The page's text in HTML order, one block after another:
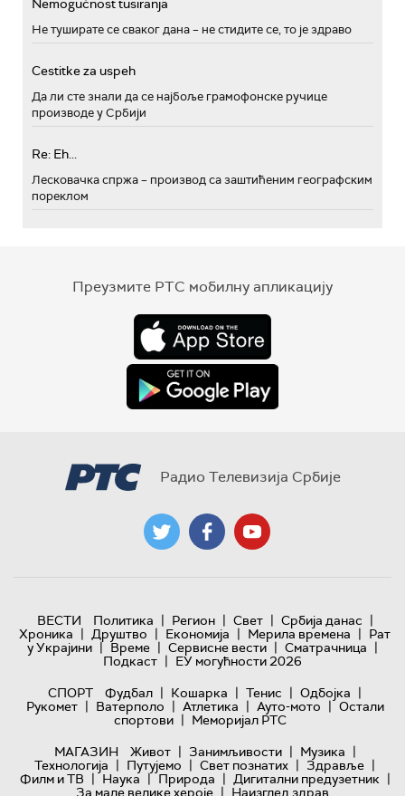
Nemogućnost tusiranja
Не туширате се сваког дана – не стидите се, то је здраво
Cestitke za uspeh
Да ли сте знали да се најбоље грамофонске ручице
производе у Србији
Re: Eh...
Лесковачка спржа – производ са заштићеним географским
пореклом
Преузмите РТС мобилну апликацију
Радио Телевизија Србије
ВЕСТИ Политика | Регион | Свет | Србија данас |
Хроника | Друштво | Економија | Мерила времена | Рат
у Украјини | Време | Сервисне вести | Сматрачница |
Подкаст | ЕУ могућности 2026
СПОРТ
Фудбал | Кошарка | Тенис | Одбојка |
Рукомет | Ватерполо | Атлетика | Ауто-мото | Остали
спортови | Меморијал РТС
МАГАЗИН
Живот | Занимљивости | Музика |
Технологијa | Путујемо | Свет познатих | Здравље |
Филм и ТВ | Наука | Природа | Дигитални предузетник |
За мале велике хероје | Наизглед здрав